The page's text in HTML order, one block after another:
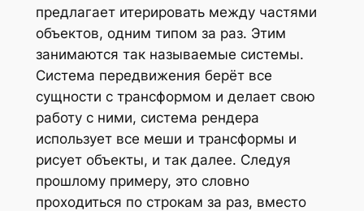
предлагает итерировать между частями
объектов, одним типом за раз. Этим
занимаются так называемые системы.
Система передвижения берёт все
сущности с трансформом и делает свою
работу с ними, система рендера
использует все меши и трансформы и
рисует объекты, и так далее. Следуя
прошлому примеру, это словно
проходиться по строкам за раз, вместо